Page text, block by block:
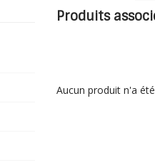
Produits
Aucun produit n'a